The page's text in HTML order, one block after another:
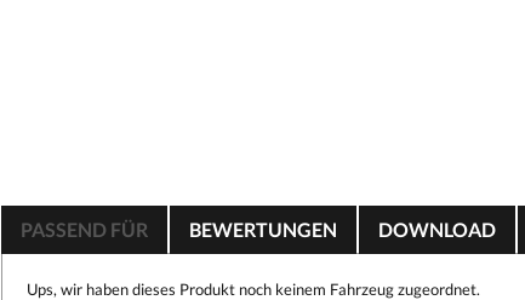
PASSEND FÜR BEWERTUNGEN DOWNLOAD
Ups, wir haben dieses Produkt noch keinem Fahrzeug zugeordnet.